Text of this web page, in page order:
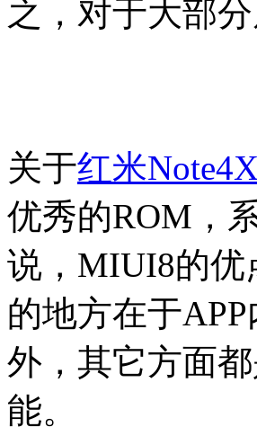
之，对于大部
关于红米Note4X
优秀的ROM，
说，MIUI8的优
的地方在于
外，其它方面
能。